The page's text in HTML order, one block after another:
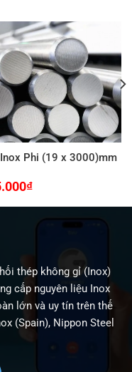
Phi (19 x 3000)mm
₫
thép không gỉ (Inox)
cấp nguyên liệu Inox
lớn và uy tín trên thế
(Spain), Nippon Steel